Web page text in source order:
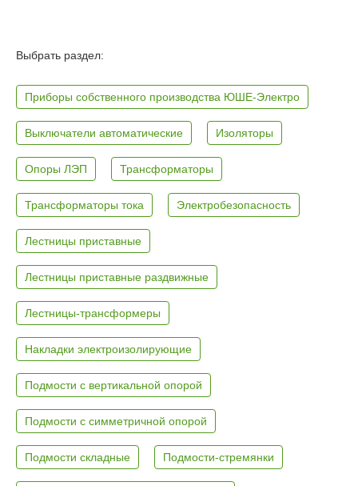
Выбрать раздел:
Приборы собственного производства ЮШЕ-Электро
Выключатели автоматические Изоляторы
Опоры ЛЭП Трансформаторы
Трансформаторы тока Электробезопасность
Лестницы приставные
Лестницы приставные раздвижные
Лестницы-трансформеры
Накладки электроизолирующие
Подмости с вертикальной опорой
Подмости с симметричной опорой
Подмости складные Подмости-стремянки